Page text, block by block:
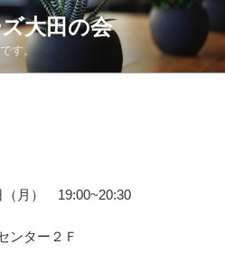
大田の会
す。
月） 19:00~20:30
ンター２Ｆ